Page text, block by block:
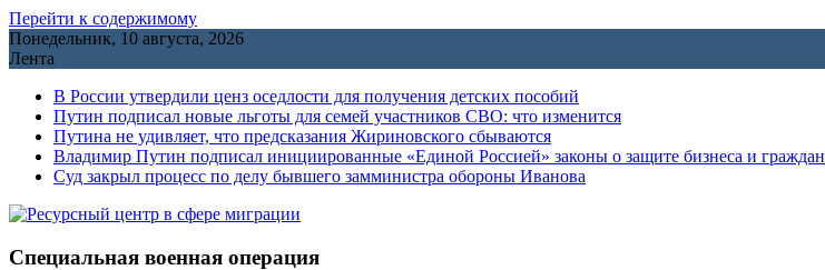
Перейти к содержимому
Понедельник, 10 августа, 2026
Лента
В России утвердили ценз оседлости для получения детских пособий
Путин подписал новые льготы для семей участников СВО: что изменится
Путина не удивляет, что предсказания Жириновского сбываются
Владимир Путин подписал инициированные «Единой Россией» законы о защите бизнеса и граждан
Cуд закрыл процесс по делу бывшего замминистра обороны Иванова
Специальная военная операция